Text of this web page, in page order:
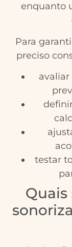
enquanto
Para
preciso
testar
Quais